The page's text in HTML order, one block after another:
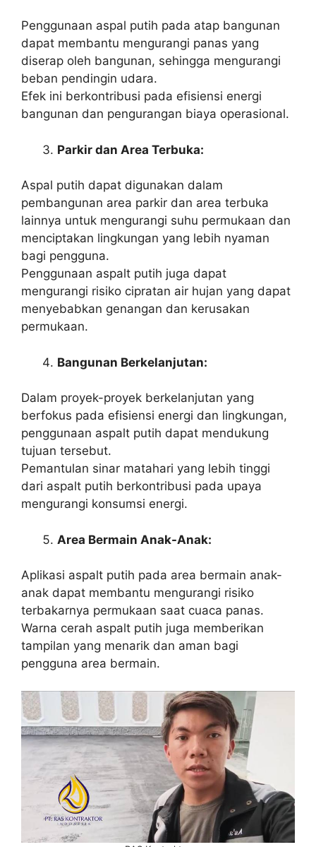
Penggunaan aspal putih pada atap bangunan
dapat membantu mengurangi panas yang
diserap oleh bangunan, sehingga mengurangi
beban pendingin udara.
Efek ini berkontribusi pada efisiensi energi
bangunan dan pengurangan biaya operasional.
Parkir dan Area Terbuka:
Aspal putih dapat digunakan dalam
pembangunan area parkir dan area terbuka
lainnya untuk mengurangi suhu permukaan dan
menciptakan lingkungan yang lebih nyaman
bagi pengguna.
Penggunaan aspalt putih juga dapat
mengurangi risiko cipratan air hujan yang dapat
menyebabkan genangan dan kerusakan
permukaan.
Bangunan Berkelanjutan:
Dalam proyek-proyek berkelanjutan yang
berfokus pada efisiensi energi dan lingkungan,
penggunaan aspalt putih dapat mendukung
tujuan tersebut.
Pemantulan sinar matahari yang lebih tinggi
dari aspalt putih berkontribusi pada upaya
mengurangi konsumsi energi.
Area Bermain Anak-Anak:
Aplikasi aspalt putih pada area bermain anak-
anak dapat membantu mengurangi risiko
terbakarnya permukaan saat cuaca panas.
Warna cerah aspalt putih juga memberikan
tampilan yang menarik dan aman bagi
pengguna area bermain.